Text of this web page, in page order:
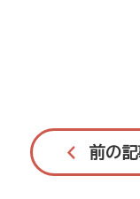
前の